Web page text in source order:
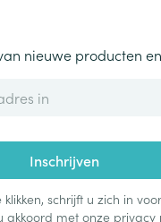
nieuwe producten
Inschrijven
schrijft u zich in
akkoord met onze privacy